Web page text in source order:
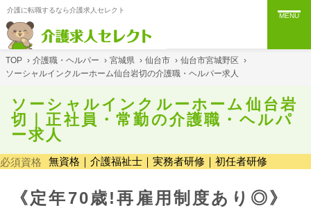
介護に転職するなら介護求人セレクト
MENU
TOP › 介護職・ヘルパー › 宮城県 › 仙台市 › 仙台市宮城野区 ›
ソーシャルインクルーホーム仙台岩切の介護職・ヘルパー求人
ソーシャルインクルーホーム仙台岩
切｜正社員・常勤の介護職・ヘルパ
ー求人
必須資格 無資格｜介護福祉士｜実務者研修｜初任者研修
《定年70歳!再雇用制度あり◎》